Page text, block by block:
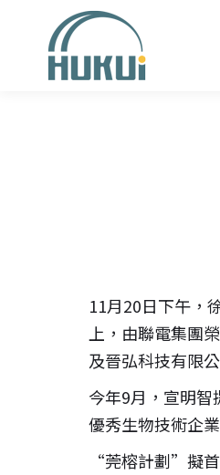
11月20日下午，
上，由聯電集團
及晉弘科技有限
今年9月，宣明
優秀生物技術企
“莞榕計劃”擬